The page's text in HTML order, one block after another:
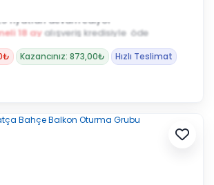
18 ayalışveriş kredisiyle öde
Kazancınız: 873,00₺ Hızlı Teslimat